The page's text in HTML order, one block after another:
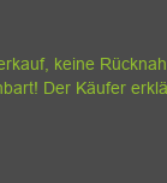
keine
Der Käufer